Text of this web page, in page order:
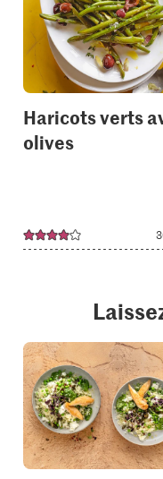
Haricots verts
olives